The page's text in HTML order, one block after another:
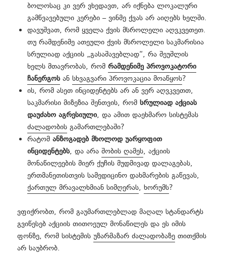
ბოლოსაც კი ვერ ვხედავთ, არ იქნება ლოკალური
გამწვავებული კერები – ვინმე ქვას არ აიღებს ხელში.
დავუშვათ, რომ ყველა ქვის მსროლელი აღვკვეთეთ.
თუ რამდენიმე ათეული ქვის მსროლელი საკმარისია
სრულიად აქციის „გასაშავებლად“, რა შეუშლის
ხელს მთავრობას, რომრამდენიმე პროვოკატორი
ჩანერგოსანსხვაგვარი პროვოკაცია მოაწყოს?
ის, რომ ასეთ ინციდენტებს არ ან ვერ აღვკვეთთ,
საკმარისი მიზეზია შენთვის, რომსრულიად აქციას
დაუძახო აგრესიული, და ამით დაეხმარო სისტემას
ძალადობის გამართლებაში?
რატომანზოგადებ მხოლოდ უარყოფით
ინციდენტებს, და არაშობის ღამეს, აქციის
მონაწილეების მიერ ქუჩის მუდმივად დალაგებას,
ერთმანეთისთვის სამედიცინო დახმარების გაწევას,
ქართულ მრავალხმიან სიმღერას,ხორუმს?
ვფიქრობთ, რომ გაუმართლებლად მაღალ სტანდარტს
გვიწესებ აქციის თითოეულ მონაწილეს და ეს იმის
ფონზე, რომ სისტემისუზარმაზარ ძალადობაზე თითქმის
არ საუბრობ.